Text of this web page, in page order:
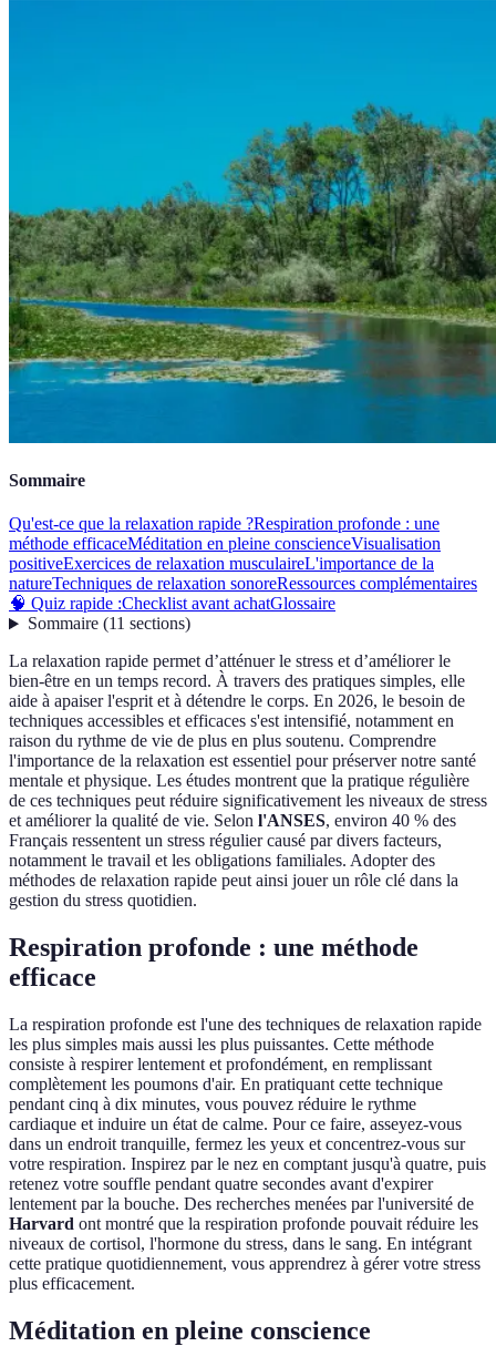
Sommaire
Qu'est-ce que la relaxation rapide ?Respiration profonde : une
méthode efficaceMéditation en pleine conscienceVisualisation
positiveExercices de relaxation musculaireL'importance de la
natureTechniques de relaxation sonoreRessources complémentaires
🧠 Quiz rapide :Checklist avant achatGlossaire
Sommaire(11 sections)
La relaxation rapide permet d’atténuer le stress et d’améliorer le
bien-être en un temps record. À travers des pratiques simples, elle
aide à apaiser l'esprit et à détendre le corps. En 2026, le besoin de
techniques accessibles et efficaces s'est intensifié, notamment en
raison du rythme de vie de plus en plus soutenu. Comprendre
l'importance de la relaxation est essentiel pour préserver notre santé
mentale et physique. Les études montrent que la pratique régulière
de ces techniques peut réduire significativement les niveaux de stress
et améliorer la qualité de vie. Selon l'ANSES, environ 40 % des
Français ressentent un stress régulier causé par divers facteurs,
notamment le travail et les obligations familiales. Adopter des
méthodes de relaxation rapide peut ainsi jouer un rôle clé dans la
gestion du stress quotidien.
Respiration profonde : une méthode
efficace
La respiration profonde est l'une des techniques de relaxation rapide
les plus simples mais aussi les plus puissantes. Cette méthode
consiste à respirer lentement et profondément, en remplissant
complètement les poumons d'air. En pratiquant cette technique
pendant cinq à dix minutes, vous pouvez réduire le rythme
cardiaque et induire un état de calme. Pour ce faire, asseyez-vous
dans un endroit tranquille, fermez les yeux et concentrez-vous sur
votre respiration. Inspirez par le nez en comptant jusqu'à quatre, puis
retenez votre souffle pendant quatre secondes avant d'expirer
lentement par la bouche. Des recherches menées par l'université de
Harvard ont montré que la respiration profonde pouvait réduire les
niveaux de cortisol, l'hormone du stress, dans le sang. En intégrant
cette pratique quotidiennement, vous apprendrez à gérer votre stress
plus efficacement.
Méditation en pleine conscience